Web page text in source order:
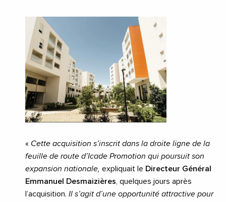
« Cette acquisition s’inscrit dans la droite ligne de la
feuille de route d’Icade Promotion qui poursuit son
expansion nationale, expliquait le Directeur Général
Emmanuel Desmaizières, quelques jours après
l’acquisition. Il s’agit d’une opportunité attractive pour